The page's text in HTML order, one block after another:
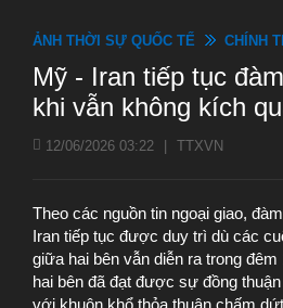
ẢNH THỜI SỰ QUỐC TẾ CHÍNH
Mỹ - Iran tiếp tục
khi vẫn không kích
12/06/2026 03:22 TTXVN
Theo các nguồn tin ngoại giao,
Iran tiếp tục được duy trì dù các
giữa hai bên vẫn diễn ra trong đêm
hai bên đã đạt được sự đồng
với khuôn khổ thỏa thuận chấm